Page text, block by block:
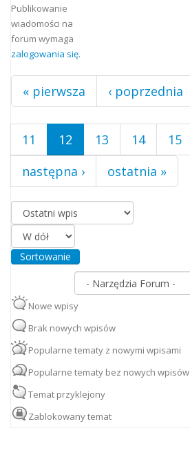
Publikowanie
wiadomości na
forum wymaga
zalogowania się.
Strony
« pierwsza ‹ poprzednia
11
12 13 14 15
następna › ostatnia »
Porządkuj według
Sortowanie
Nowe wpisy
Brak nowych wpisów
Popularne tematy z nowymi wpisami
Popularne tematy bez nowych wpisów
Temat przyklejony
Zablokowany temat